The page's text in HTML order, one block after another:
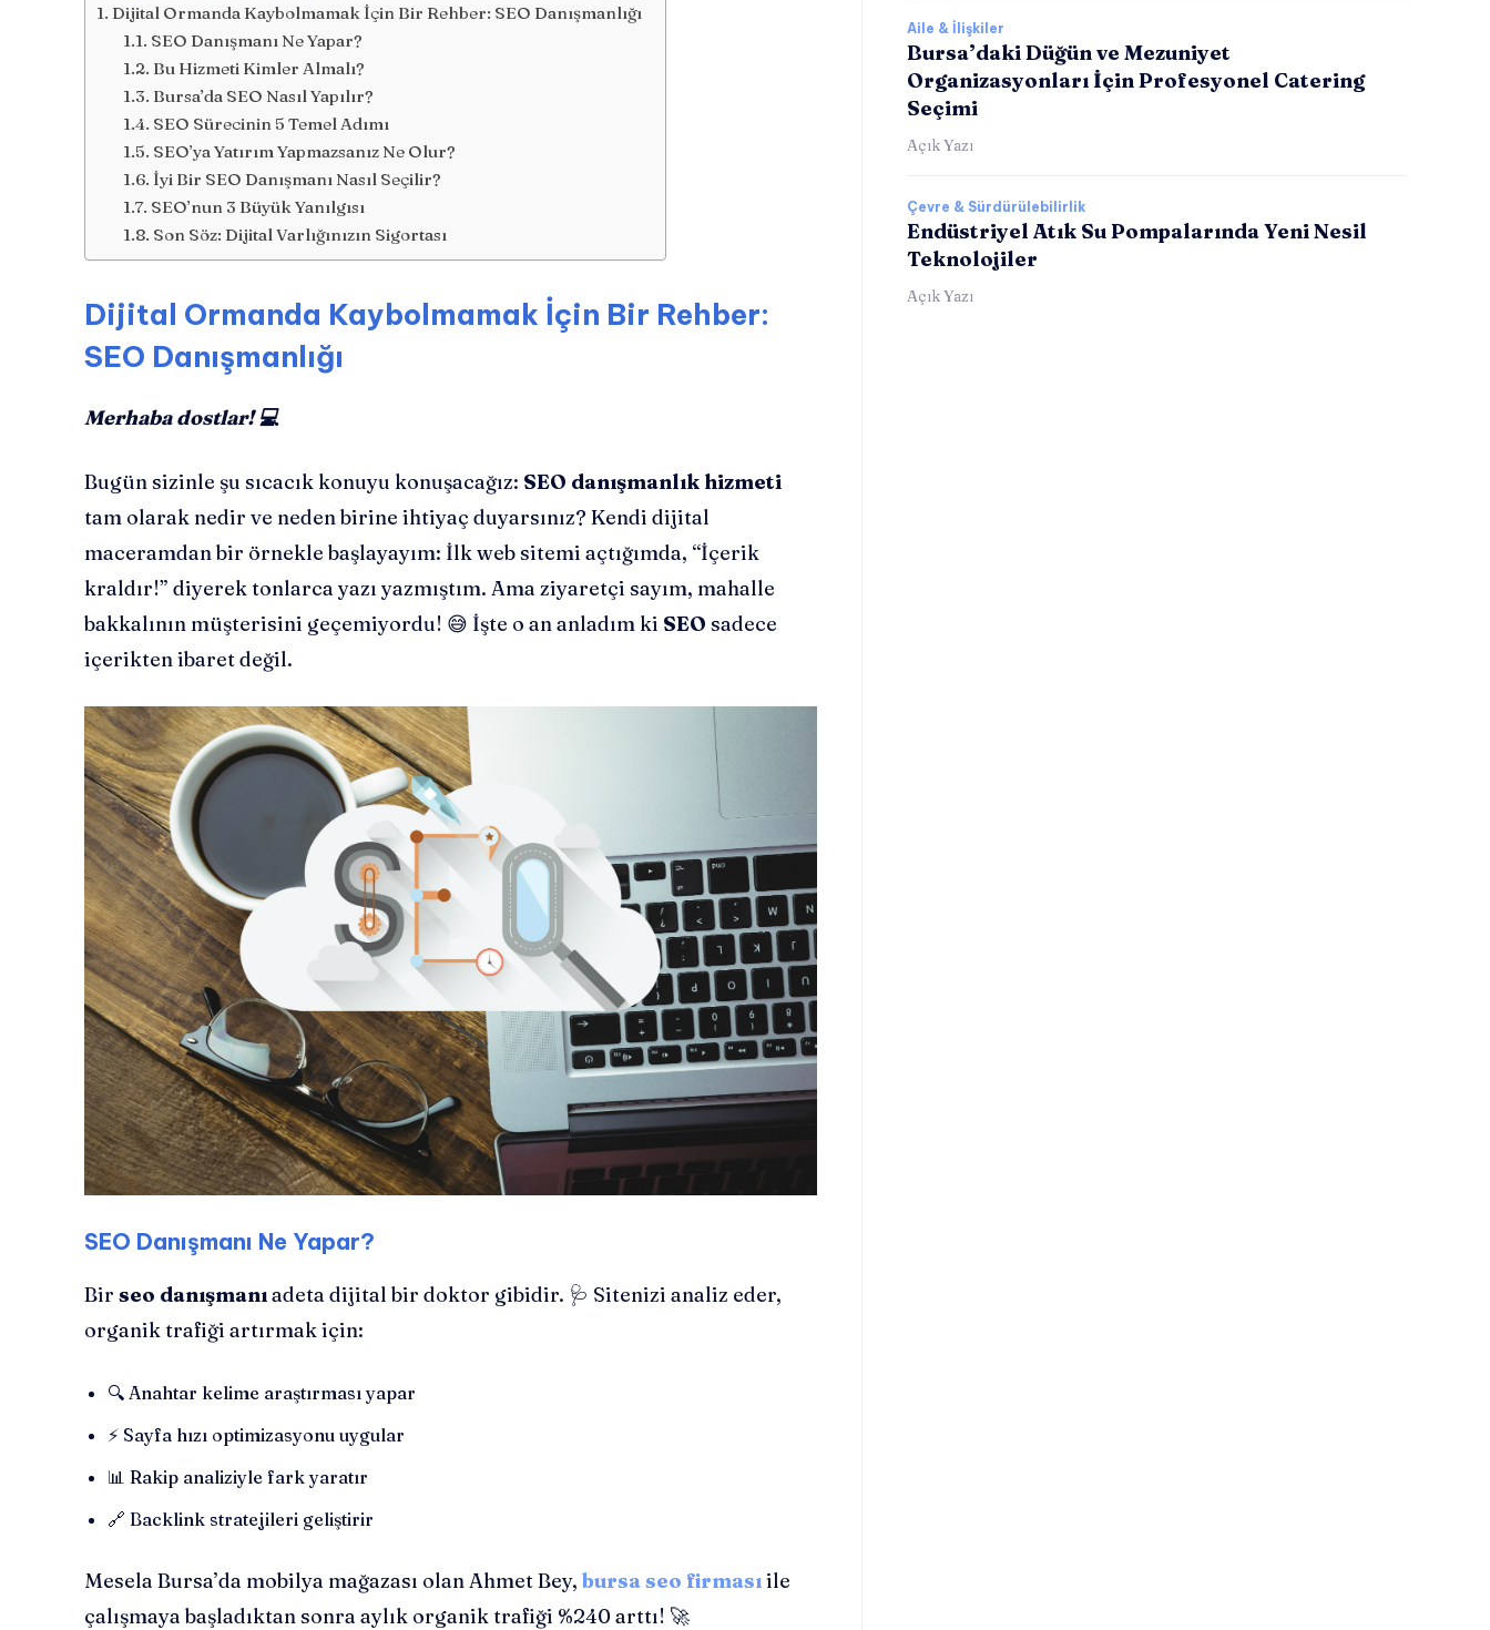
Dijital Ormanda Kaybolmamak İçin Bir Rehber: SEO Danışmanlığı
SEO Danışmanı Ne Yapar?
Bu Hizmeti Kimler Almalı?
Bursa’da SEO Nasıl Yapılır?
SEO Sürecinin 5 Temel Adımı
SEO’ya Yatırım Yapmazsanız Ne Olur?
İyi Bir SEO Danışmanı Nasıl Seçilir?
SEO’nun 3 Büyük Yanılgısı
Son Söz: Dijital Varlığınızın Sigortası
Dijital Ormanda Kaybolmamak İçin Bir Rehber:
SEO Danışmanlığı
Merhaba dostlar! 💻
Bugün sizinle şu sıcacık konuyu konuşacağız: SEO danışmanlık hizmeti
tam olarak nedir ve neden birine ihtiyaç duyarsınız? Kendi dijital
maceramdan bir örnekle başlayayım: İlk web sitemi açtığımda, “İçerik
kraldır!” diyerek tonlarca yazı yazmıştım. Ama ziyaretçi sayım, mahalle
bakkalının müşterisini geçemiyordu! 😅 İşte o an anladım ki SEO sadece
içerikten ibaret değil.
SEO Danışmanı Ne Yapar?
Bir seo danışmanıadeta dijital bir doktor gibidir. 🩺 Sitenizi analiz eder,
organik trafiği artırmak için:
🔍 Anahtar kelime araştırması yapar
⚡ Sayfa hızı optimizasyonu uygular
📊 Rakip analiziyle fark yaratır
🔗 Backlink stratejileri geliştirir
Mesela Bursa’da mobilya mağazası olan Ahmet Bey, bursa seo firmasıile
çalışmaya başladıktan sonra aylık organik trafiği %240 arttı! 🚀
Aile & İlişkiler
Bursa’daki Düğün ve Mezuniyet
Organizasyonları İçin Profesyonel Catering
Seçimi
Açık Yazı
Çevre & Sürdürülebilirlik
Endüstriyel Atık Su Pompalarında Yeni Nesil
Teknolojiler
Açık Yazı